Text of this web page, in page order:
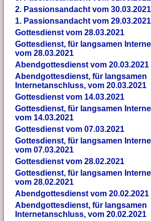
2. Passionsandacht vom 30.03.2021
1. Passionsandacht vom 29.03.2021
Gottesdienst vom 28.03.2021
Gottesdienst, für langsamen
vom 28.03.2021
Abendgottesdienst vom 20.03.2021
Abendgottesdienst, für langsamen
Internetanschluss, vom 20.03.2021
Gottesdienst vom 14.03.2021
Gottesdienst, für langsamen
vom 14.03.2021
Gottesdienst vom 07.03.2021
Gottesdienst, für langsamen
vom 07.03.2021
Gottesdienst vom 28.02.2021
Gottesdienst, für langsamen
vom 28.02.2021
Abendgottesdienst vom 20.02.2021
Abendgottesdienst, für langsamen
Internetanschluss, vom 20.02.2021